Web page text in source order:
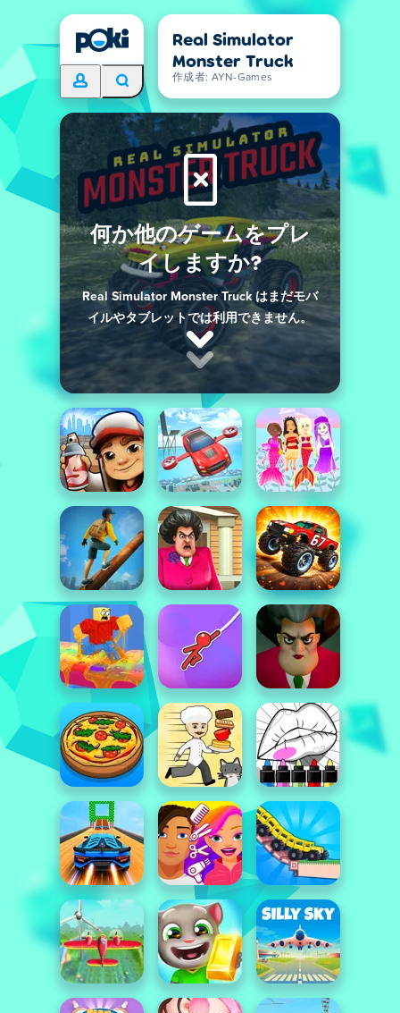
Real Simulator
Monster Truck
作成者: AYN-Games
何か他のゲームをプレ
イしますか?
Real Simulator Monster Truck はまだモバ
イルやタブレットでは利用できません。